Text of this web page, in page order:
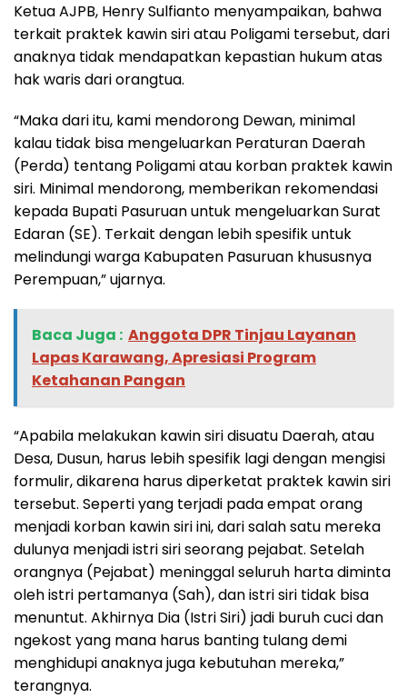
Ketua AJPB, Henry Sulfianto menyampaikan, bahwa
terkait praktek kawin siri atau Poligami tersebut, dari
anaknya tidak mendapatkan kepastian hukum atas
hak waris dari orangtua.
“Maka dari itu, kami mendorong Dewan, minimal
kalau tidak bisa mengeluarkan Peraturan Daerah
(Perda) tentang Poligami atau korban praktek kawin
siri. Minimal mendorong, memberikan rekomendasi
kepada Bupati Pasuruan untuk mengeluarkan Surat
Edaran (SE). Terkait dengan lebih spesifik untuk
melindungi warga Kabupaten Pasuruan khususnya
Perempuan,” ujarnya.
Baca Juga : Anggota DPR Tinjau Layanan
Lapas Karawang, Apresiasi Program
Ketahanan Pangan
“Apabila melakukan kawin siri disuatu Daerah, atau
Desa, Dusun, harus lebih spesifik lagi dengan mengisi
formulir, dikarena harus diperketat praktek kawin siri
tersebut. Seperti yang terjadi pada empat orang
menjadi korban kawin siri ini, dari salah satu mereka
dulunya menjadi istri siri seorang pejabat. Setelah
orangnya (Pejabat) meninggal seluruh harta diminta
oleh istri pertamanya (Sah), dan istri siri tidak bisa
menuntut. Akhirnya Dia (Istri Siri) jadi buruh cuci dan
ngekost yang mana harus banting tulang demi
menghidupi anaknya juga kebutuhan mereka,”
terangnya.